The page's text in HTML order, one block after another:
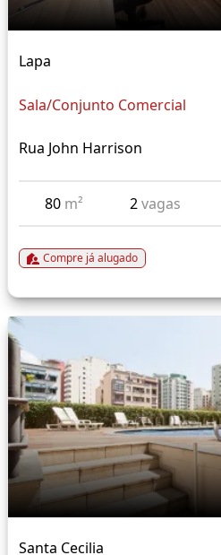
Lapa
Sala/Conjunto Comercial
Rua John Harrison
80 m² 2vagas
Compre já alugado
Santa Cecilia